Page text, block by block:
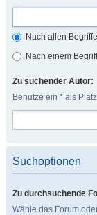
Nach allen
Nach einem
Zu suchender Autor:
Benutze ein * als
Suchoptionen
Zu durchsuchende
Wähle das Forum